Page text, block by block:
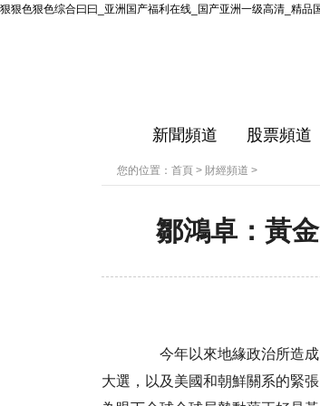
狠狠色狠色综合曰曰_亚洲国产福利在线_国产亚洲一级高清_精品
新聞頻道 股票頻道
您的位置： 首頁 > 財經頻道 >
鄒鴻卓：黃
今年以來地緣政治所造成
大選，以及美國和朝鮮關系的緊